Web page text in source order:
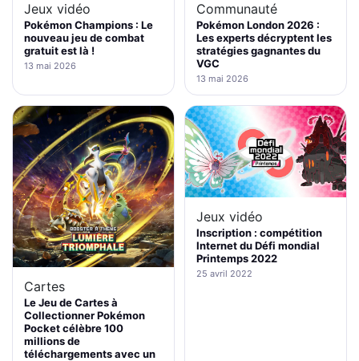
Jeux vidéo
Pokémon Champions : Le
nouveau jeu de combat
gratuit est là !
13 mai 2026
Communauté
Pokémon London 2026 :
Les experts décryptent les
stratégies gagnantes du
VGC
13 mai 2026
Cartes
Le Jeu de Cartes à
Collectionner Pokémon
Pocket célèbre 100
millions de
téléchargements avec un
Jeux vidéo
Inscription : compétition
Internet du Défi mondial
Printemps 2022
25 avril 2022